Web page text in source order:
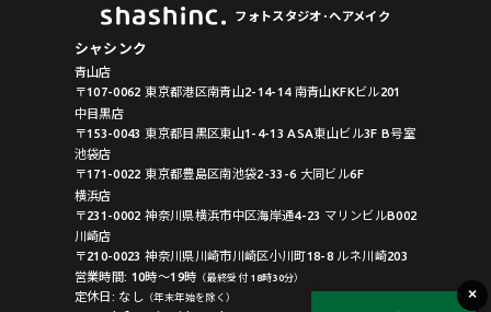
フォトスタジオ･ヘアメイク
シャシンク
青山店
〒107-0062 東京都港区南青山2-14-14 南青山KFKビル201
中目黒店
〒153-0043 東京都目黒区東山1-4-13 ASA東山ビル3F B号室
池袋店
〒171-0022 東京都豊島区南池袋2-33-6 大同ビル6F
横浜店
〒231-0002 神奈川県横浜市中区海岸通4-23 マリンビルB002
川崎店
〒210-0023 神奈川県川崎市川崎区小川町18-8 ルネ川崎203
営業時間: 10時〜19時 （最終受付 18時30分）
定休日: なし （年末年始を除く）